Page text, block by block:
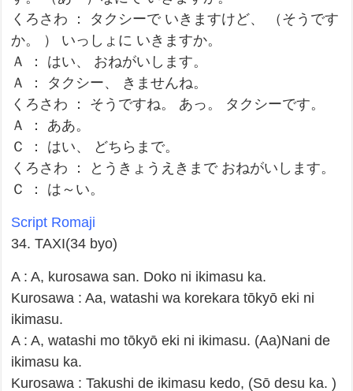
くろさわ ： タクシーで いきますけど、 （そうです
か。 ） いっしょに いきますか。
Ａ ： はい、 おねがいします。
Ａ ： タクシー、 きませんね。
くろさわ ： そうですね。 あっ。 タクシーです。
Ａ ： ああ。
Ｃ ： はい、 どちらまで。
くろさわ ： とうきょうえきまで おねがいします。
Ｃ ： は～い。
Script Romaji
34. TAXI(34 byo)
A : A, kurosawa san. Doko ni ikimasu ka.
Kurosawa : Aa, watashi wa korekara tōkyō eki ni
ikimasu.
A : A, watashi mo tōkyō eki ni ikimasu. (Aa)Nani de
ikimasu ka.
Kurosawa : Takushi de ikimasu kedo, (Sō desu ka. )